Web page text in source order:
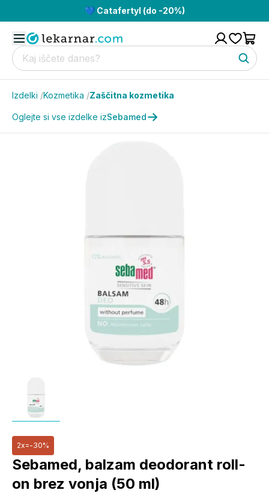
💙 Catafertyl (do -20%)
Izdelki /Kozmetika /Zaščitna kozmetika
Oglejte si vse izdelke izSebamed
2x=-30%
Sebamed, balzam deodorant roll-
on brez vonja (50 ml)